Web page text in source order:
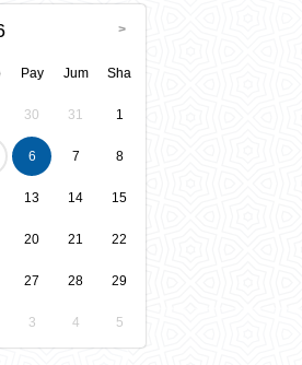
Pay Jum Sha
30 31 1
6 7 8
13 14 15
20 21 22
27 28 29
3 4 5